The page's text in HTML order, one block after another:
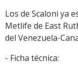
Los de Scaloni ya
Metlife de East
del Venezuela-
- Ficha técnica: